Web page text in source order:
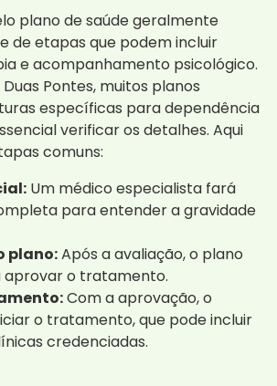
plano de saúde geralmente
de etapas que podem incluir
e acompanhamento psicológico.
Pontes, muitos planos
específicas para dependência
verificar os detalhes. Aqui
comuns:
Um médico especialista fará
para entender a gravidade
plano:Após a avaliação, o plano
aprovar o tratamento.
Com a aprovação, o
o tratamento, que pode incluir
credenciadas.